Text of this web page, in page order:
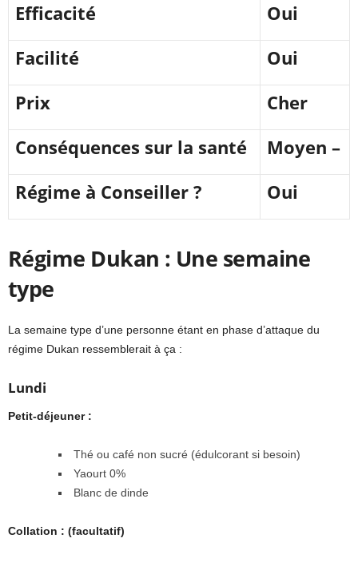
Efficacité
Oui
Facilité
Oui
Prix
Cher
Conséquences sur la santé
Moyen –
Régime à Conseiller ?
Oui
Régime Dukan : Une semaine
type
La semaine type d’une personne étant en phase d’attaque du
régime Dukan ressemblerait à ça :
Lundi
Petit-déjeuner :
Thé ou café non sucré (édulcorant si besoin)
Yaourt 0%
Blanc de dinde
Collation : (facultatif)